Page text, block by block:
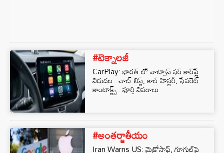
#టెక్నాలజీ
CarPlay: భారత్ లో వాట్సాప్ ఫర్ కార్‌ప్లే
విడుదల.. చాట్ లిస్ట్, కాల్ హిస్టరీ, ఫేవరెట్
కాంటాక్ట్స్.. పూర్తి వివరాలు
#అంతర్జాతీయం
Iran Warns US: మైక్రోసాఫ్ట్, గూగుల్‌పై